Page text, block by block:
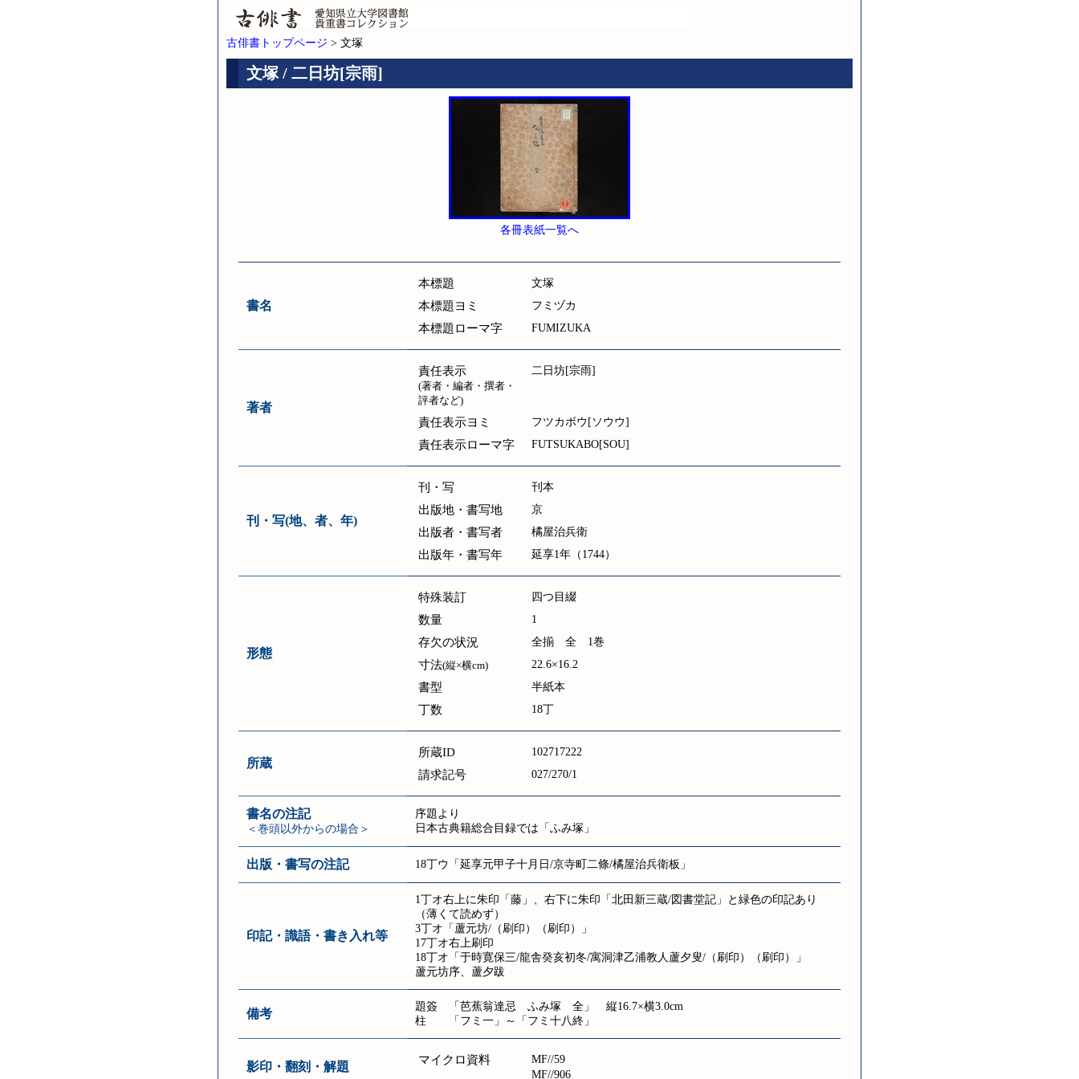
古俳書トップページ > 文塚
文塚 / 二日坊[宗雨]
各冊表紙一覧へ
書名
本標題 文塚
本標題ヨミ フミヅカ
本標題ローマ字 FUMIZUKA
著者
責任表示
(著者・編者・撰者・
評者など)
二日坊[宗雨]
責任表示ヨミ フツカボウ[ソウウ]
責任表示ローマ字 FUTSUKABO[SOU]
刊・写(地、者、年)
刊・写 刊本
出版地・書写地 京
出版者・書写者 橘屋治兵衛
出版年・書写年 延享1年（1744）
形態
特殊装訂 四つ目綴
数量 1
存欠の状況 全揃 全 1巻
寸法(縦×横cm) 22.6×16.2
書型 半紙本
丁数 18丁
所蔵
所蔵ID 102717222
請求記号 027/270/1
書名の注記
＜巻頭以外からの場合＞
序題より
日本古典籍総合目録では「ふみ塚」
出版・書写の注記 18丁ウ「延享元甲子十月日/京寺町二條/橘屋治兵衛板」
印記・識語・書き入れ等
1丁オ右上に朱印「藤」、右下に朱印「北田新三蔵/図書堂記」と緑色の印記あり
（薄くて読めず）
3丁オ「蘆元坊/（刷印）（刷印）」
17丁オ右上刷印
18丁オ「于時寛保三/龍舎癸亥初冬/寓洞津乙浦教人蘆夕叟/（刷印）（刷印）」
蘆元坊序、蘆夕跋
備考
題簽 「芭蕉翁達忌 ふみ塚 全」 縦16.7×横3.0cm
柱 「フミ一」～「フミ十八終」
影印・翻刻・解題 マイクロ資料
MF//59
MF//906